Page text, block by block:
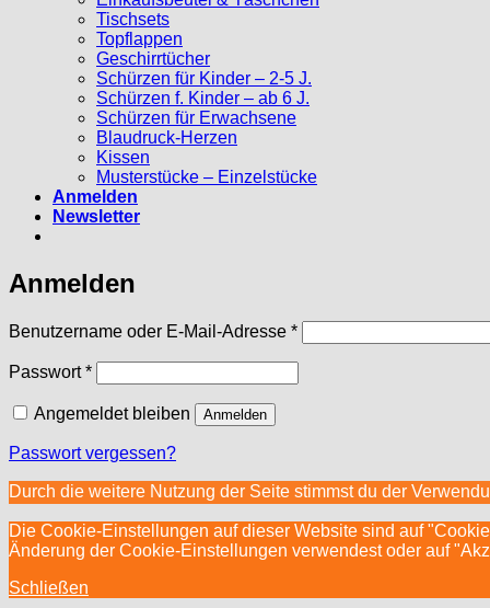
Tischsets
Topflappen
Geschirrtücher
Schürzen für Kinder – 2-5 J.
Schürzen f. Kinder – ab 6 J.
Schürzen für Erwachsene
Blaudruck-Herzen
Kissen
Musterstücke – Einzelstücke
Anmelden
Newsletter
Anmelden
Benutzername oder E-Mail-Adresse *Erforderlich
Passwort*Erforderlich
Angemeldet bleiben Anmelden
Passwort vergessen?
Durch die weitere Nutzung der Seite stimmst du der
Die Cookie-Einstellungen auf dieser Website sind auf
Änderung der Cookie-Einstellungen verwendest oder auf
Schließen